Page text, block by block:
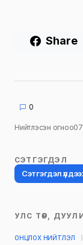
Share
0
Нийтлэсэн огноо
СЭТГЭГДЭЛ
Сэтгэгдэл
Таны имэйл
УЛС ТӨР,
ОНЦЛОХ НИЙТЛЭЛ